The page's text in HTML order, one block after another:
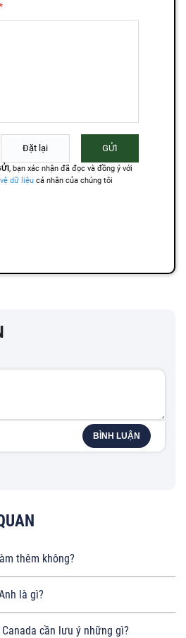
BÌNH LUẬN
thêm không?
là gì?
cần lưu ý những gì?